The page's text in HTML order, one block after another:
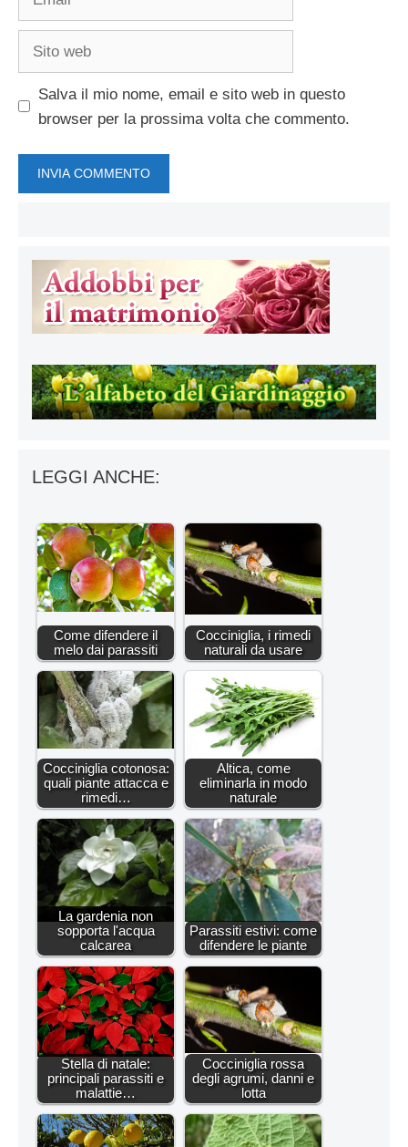
Sito
Salva il mio nome, email e sito web in questo
browser per la prossima volta che commento.
LEGGI ANCHE:
Come difendere il
melo dai parassiti
Cocciniglia, i rimedi
naturali da usare
Cocciniglia cotonosa:
quali piante attacca e
rimedi…
Altica, come
eliminarla in modo
naturale
La gardenia non
sopporta l'acqua
calcarea
Parassiti estivi: come
difendere le piante
Stella di natale:
principali parassiti e
malattie…
Cocciniglia rossa
degli agrumi, danni e
lotta